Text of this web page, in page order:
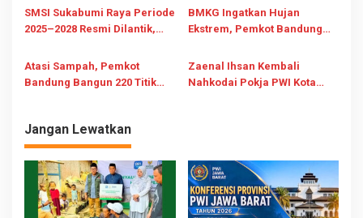
Thalasemia di Trans Studio
Paris Terhadap Profesi Pers
SMSI Sukabumi Raya Periode
2025–2028 Resmi Dilantik,
Hoaks dan Perkuat Pers
Profesional
BMKG Ingatkan Hujan
Ekstrem, Pemkot Bandung
dan Tertibkan Bangunan Liar
Atasi Sampah, Pemkot
Bandung Bangun 220 Titik
Zaenal Ihsan Kembali
Nahkodai Pokja PWI Kota
Jangan Lewatkan